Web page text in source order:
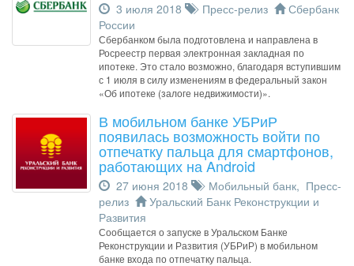
3 июля 2018 Пресс-релиз
Сбербанк
России
Сбербанком была подготовлена и направлена в
Росреестр первая электронная закладная по
ипотеке. Это стало возможно, благодаря вступившим
с 1 июля в силу изменениям в федеральный закон
«Об ипотеке (залоге недвижимости)».
В мобильном банке УБРиР
появилась возможность войти по
отпечатку пальца для смартфонов,
работающих на Android
27 июня 2018 Мобильный банк, Пресс-
релиз
Уральский Банк Реконструкции и
Развития
Сообщается о запуске в Уральском Банке
Реконструкции и Развития (УБРиР) в мобильном
банке входа по отпечатку пальца.